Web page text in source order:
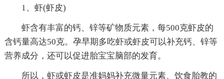
1、虾(虾皮)
虾含有丰富的钙、锌等矿物质元素，每500克虾皮的
含钙量高达50克。孕早期多吃虾或虾皮可以补充钙、锌等
营养成分，还可以促进胎宝宝脑部的发育。
所以，虾或虾皮是准妈妈补充微量元素、饮食胎教的